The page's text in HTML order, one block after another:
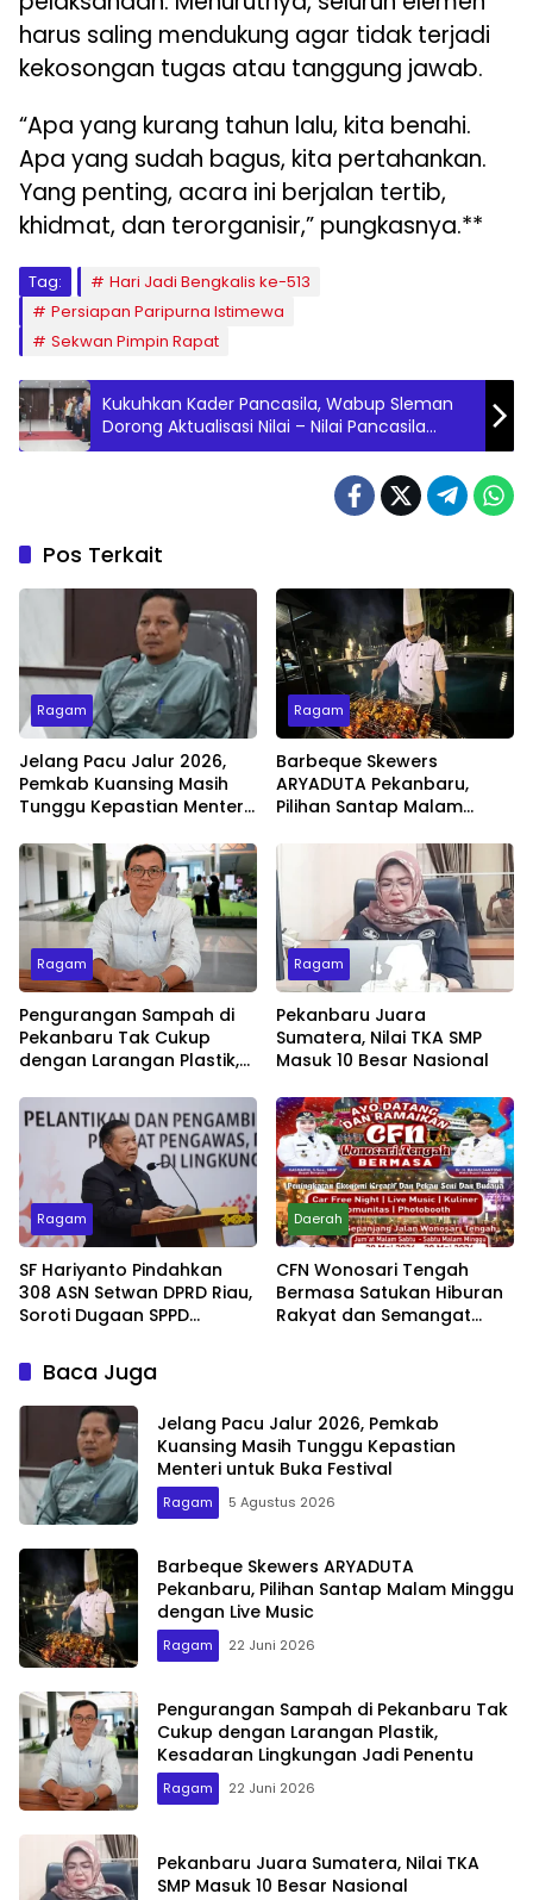
harus saling mendukung agar tidak terjadi
kekosongan tugas atau tanggung jawab.
“Apa yang kurang tahun lalu, kita benahi.
Apa yang sudah bagus, kita pertahankan.
Yang penting, acara ini berjalan tertib,
khidmat, dan terorganisir,” pungkasnya.**
Tag:
Hari Jadi Bengkalis ke-513
Persiapan Paripurna Istimewa
Sekwan Pimpin Rapat
Kukuhkan Kader Pancasila, Wabup Sleman
Dorong Aktualisasi Nilai – Nilai Pancasila
Dalam Kehidupan Sehari-hari
Pos Terkait
Ragam
Jelang Pacu Jalur 2026,
Pemkab Kuansing Masih
Tunggu Kepastian Menteri
Ragam
Barbeque Skewers
ARYADUTA Pekanbaru,
Pilihan Santap Malam
Ragam
Pengurangan Sampah di
Pekanbaru Tak Cukup
dengan Larangan Plastik,
Jadi Penentu
Ragam
Pekanbaru Juara
Sumatera, Nilai TKA SMP
Masuk 10 Besar Nasional
Ragam
SF Hariyanto Pindahkan
308 ASN Setwan DPRD Riau,
Soroti Dugaan SPPD
Daerah
CFN Wonosari Tengah
Bermasa Satukan Hiburan
Rakyat dan Semangat
Baca Juga
Jelang Pacu Jalur 2026, Pemkab
Kuansing Masih Tunggu Kepastian
Menteri untuk Buka Festival
Ragam 5 Agustus 2026
Barbeque Skewers ARYADUTA
Pekanbaru, Pilihan Santap Malam Minggu
dengan Live Music
Ragam 22 Juni 2026
Pengurangan Sampah di Pekanbaru Tak
Cukup dengan Larangan Plastik,
Kesadaran Lingkungan Jadi Penentu
Ragam 22 Juni 2026
Pekanbaru Juara Sumatera, Nilai TKA
SMP Masuk 10 Besar Nasional